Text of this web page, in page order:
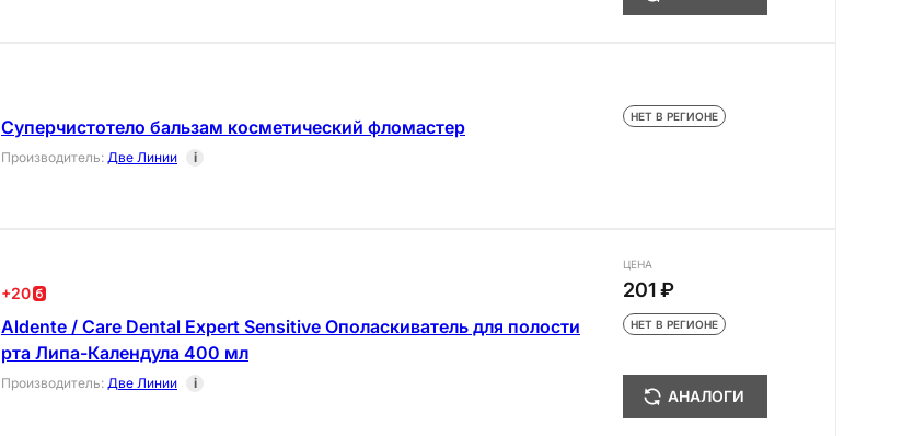
Суперчистотело бальзам косметический фломастер
Производитель: Две Линии i
НЕТ В РЕГИОНЕ
+20
Aldente / Care Dental Expert Sensitive Ополаскиватель для полости
рта Липа-Календула 400 мл
Производитель: Две Линии i
ЦЕНА
201 ₽
НЕТ В РЕГИОНЕ
АНАЛОГИ